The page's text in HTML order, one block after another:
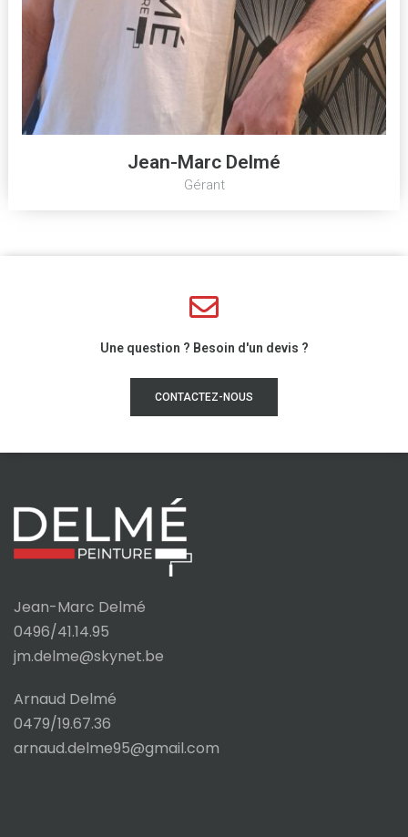
Jean-Marc Delmé
Gérant
Une question ? Besoin d'un devis ?
CONTACTEZ-NOUS
Jean-Marc Delmé
0496/41.14.95
jm.delme@skynet.be
Arnaud Delmé
0479/19.67.36
arnaud.delme95@gmail.com